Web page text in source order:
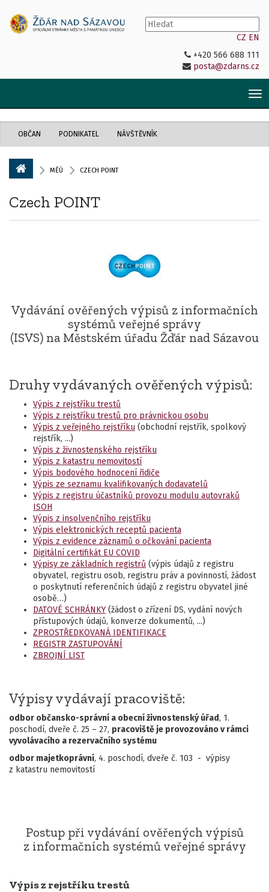
CZ EN
+420 566 688 111
posta@zdarns.cz
OBČAN PODNIKATEL NÁVŠTĚVNÍK
MĚÚ CZECH POINT
Czech POINT
Vydávání ověřených výpisů z informačních
systémů veřejné správy
(ISVS) na Městském úřadu Žďár nad Sázavou
Druhy vydávaných ověřených výpisů:
Výpis z rejstříku trestů
Výpis z rejstříku trestů pro právnickou osobu
Výpis z veřejného rejstříku (obchodní rejstřík, spolkový
rejstřík, ...)
Výpis z živnostenského rejstříku
Výpis z katastru nemovitostí
Výpis bodového hodnocení řidiče
Výpis ze seznamu kvalifikovaných dodavatelů
Výpis z registru účastníků provozu modulu autovraků
ISOH
Výpis z insolvenčního rejstříku
Výpis elektronických receptů pacienta
Výpis z evidence záznamů o očkování pacienta
Digitální certifikát EU COVID
Výpisy ze základních registrů (výpis údajů z registru
obyvatel, registru osob, registru práv a povinností, žádost
o poskytnutí referenčních údajů z registru obyvatel jiné
osobě…)
DATOVÉ SCHRÁNKY (žádost o zřízení DS, vydání nových
přístupových údajů, konverze dokumentů, ...)
ZPROSTŘEDKOVANÁ IDENTIFIKACE
REGISTR ZASTUPOVÁNÍ
ZBROJNÍ LIST
Výpisy vydávají pracoviště:
odbor občansko-správní a obecní živnostenský úřad, 1.
poschodí, dveře č. 25 – 27, pracoviště je provozováno v rámci
vyvolávacího a rezervačního systému
odbor majetkoprávní, 4. poschodí, dveře č. 103 - výpisy
z katastru nemovitostí
Postup při vydávání ověřených výpisů
z informačních systémů veřejné správy
Výpis z rejstříku trestů